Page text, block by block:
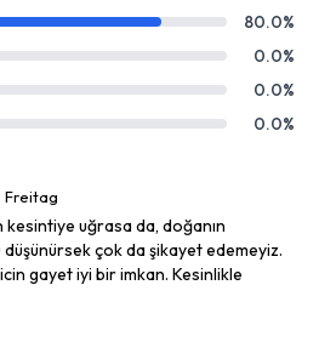
80.0%
0.0%
0.0%
0.0%
Freitag
kesintiye uğrasa da, doğanın
çok da şikayet edemeyiz.
gayet iyi bir imkan. Kesinlikle